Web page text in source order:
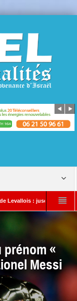
: jusqu’à quand le
nous attaquez, notre
prénom «
Messi